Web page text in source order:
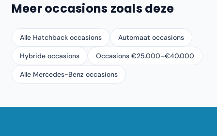
Meer occasions zoals deze
Alle Hatchback occasions Automaat occasions
Hybride occasions Occasions €25.000–€40.000
Alle Mercedes-Benz occasions